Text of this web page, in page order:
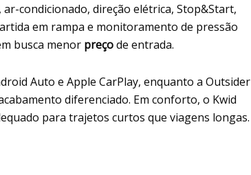
ar-condicionado, direção elétrica, Stop&Start,
em rampa e monitoramento de pressão
busca menor preçode entrada.
Auto e Apple CarPlay, enquanto a Outsider
diferenciado. Em conforto, o Kwid
para trajetos curtos que viagens longas.